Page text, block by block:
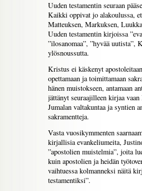
Uuden testamentin seuraan
Kaikki oppivat jo alakoulussa,
Matteuksen, Markuksen,
Uuden testamentin kirjoissa
”ilosanomaa”, ”hyvää
ylösnoussutta.
Kristus ei käskenyt
opettamaan ja toimittamaan
hänen muistokseen, antamaan
jättänyt seuraajilleen kirjaa
Jumalan valtakuntaa ja syntien
sakramentteja.
Vasta vuosikymmenten
kirjallisia evankeliumeita,
”apostolien muistelmia”, joita
kuin apostolien ja heidän
vaihtuessa kolmanneksi näitä
testamentiksi”.